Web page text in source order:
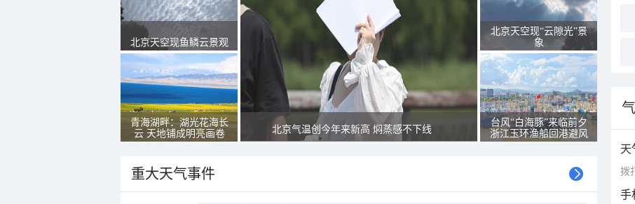
北京天空现鱼鳞云景观
青海湖畔：湖光花海长
云 天地铺成明亮画卷
北京气温创今年来新高 焖蒸感不下线
北京天空现“云隙光”景
象
台风“白海豚”来临前夕
浙江玉环渔船回港避风
重大天气事件
天
拨
手